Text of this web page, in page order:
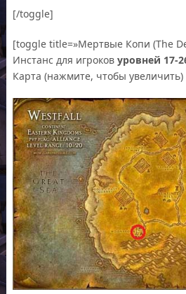
[/toggle]
[toggle title=»Мертвые Копи (The
Инстанс для игроковуровней 17-
Карта (нажмите, чтобы увеличить)